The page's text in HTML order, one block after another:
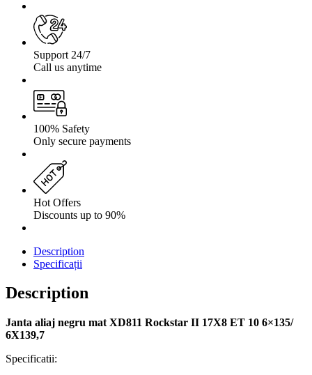
Support 24/7
Call us anytime
100% Safety
Only secure payments
Hot Offers
Discounts up to 90%
Description
Specificații
Description
Janta aliaj negru mat XD811 Rockstar II 17X8 ET 10 6×135/
6X139,7
Specificatii: